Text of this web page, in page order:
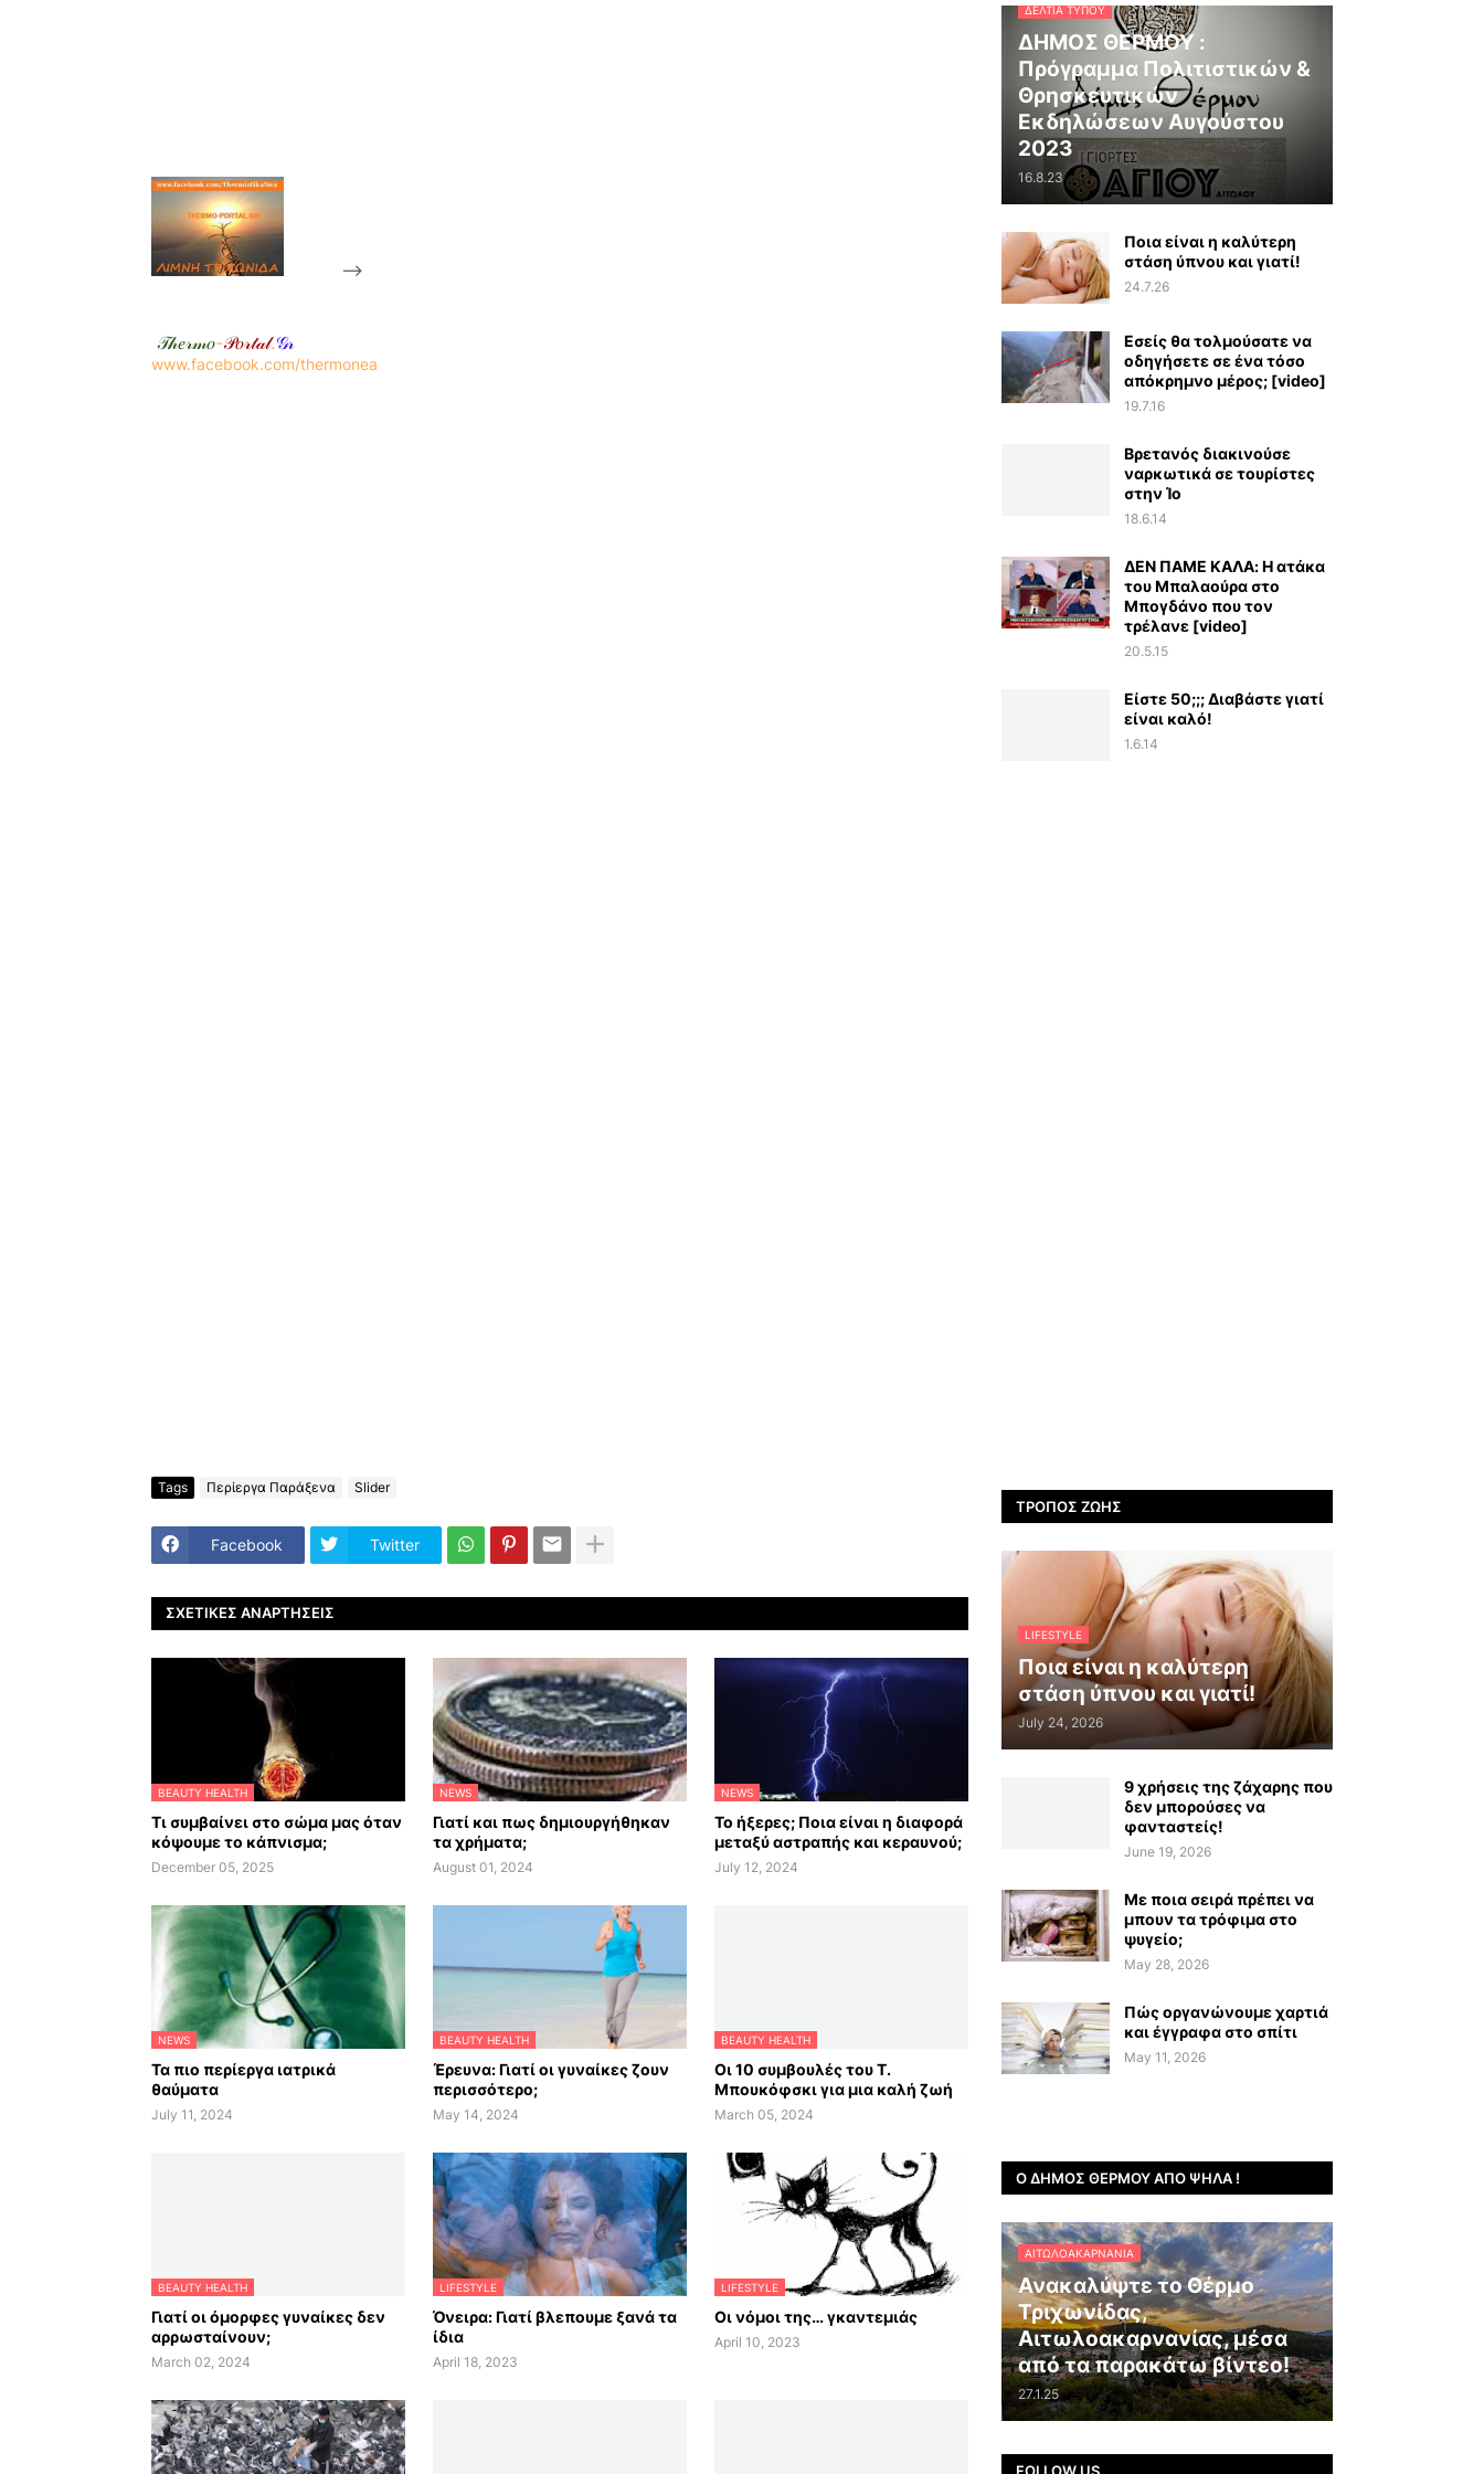
-->
𝒯𝒽𝑒𝓇𝓂𝑜-𝒫𝑜𝓇𝓉𝒶𝓁.𝒢𝓇
www.facebook.com/thermonea
Tags Περίεργα Παράξενα Slider
Facebook Twitter
ΣΧΕΤΙΚΈΣ ΑΝΑΡΤΉΣΕΙΣ
BEAUTY HEALTH
Τι συμβαίνει στο σώμα μας όταν
κόψουμε το κάπνισμα;
December 05, 2025
NEWS
Γιατί και πως δημιουργήθηκαν
τα χρήματα;
August 01, 2024
NEWS
Το ήξερες; Ποια είναι η διαφορά
μεταξύ αστραπής και κεραυνού;
July 12, 2024
NEWS
Τα πιο περίεργα ιατρικά
θαύματα
July 11, 2024
BEAUTY HEALTH
Έρευνα: Γιατί οι γυναίκες ζουν
περισσότερο;
May 14, 2024
BEAUTY HEALTH
Οι 10 συμβουλές του Τ.
Μπουκόφσκι για μια καλή ζωή
March 05, 2024
BEAUTY HEALTH
Γιατί οι όμορφες γυναίκες δεν
αρρωσταίνουν;
March 02, 2024
LIFESTYLE
Όνειρα: Γιατί βλεπουμε ξανά τα
ίδια
April 18, 2023
LIFESTYLE
Οι νόμοι της… γκαντεμιάς
April 10, 2023
ΔΕΛΤΊΑ ΤΎΠΟΥ
ΔΗΜΟΣ ΘΕΡΜΟΥ :
Πρόγραμμα Πολιτιστικών &
Θρησκευτικών
Εκδηλώσεων Αυγούστου
2023
16.8.23
Ποια είναι η καλύτερη
στάση ύπνου και γιατί!
24.7.26
Εσείς θα τολμούσατε να
οδηγήσετε σε ένα τόσο
απόκρημνο μέρος; [video]
19.7.16
Βρετανός διακινούσε
ναρκωτικά σε τουρίστες
στην Ίο
18.6.14
ΔΕΝ ΠΑΜΕ ΚΑΛΑ: Η ατάκα
του Μπαλαούρα στο
Μπογδάνο που τον
τρέλανε [video]
20.5.15
Είστε 50;;; Διαβάστε γιατί
είναι καλό!
1.6.14
ΤΡΌΠΟΣ ΖΩΉΣ
LIFESTYLE
Ποια είναι η καλύτερη
στάση ύπνου και γιατί!
July 24, 2026
9 χρήσεις της ζάχαρης που
δεν μπορούσες να
φανταστείς!
June 19, 2026
Με ποια σειρά πρέπει να
μπουν τα τρόφιμα στο
ψυγείο;
May 28, 2026
Πώς οργανώνουμε χαρτιά
και έγγραφα στο σπίτι
May 11, 2026
Ο ΔΉΜΟΣ ΘΈΡΜΟΥ ΑΠΌ ΨΗΛΆ !
ΑΙΤΩΛΟΑΚΑΡΝΑΝΊΑ
Ανακαλύψτε το Θέρμο
Τριχωνίδας,
Αιτωλοακαρνανίας, μέσα
από τα παρακάτω βίντεο!
27.1.25
FOLLOW US